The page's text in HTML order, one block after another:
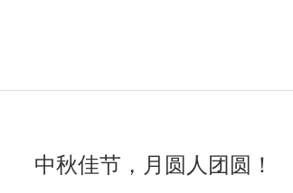
中秋佳节，月圆人团圆！